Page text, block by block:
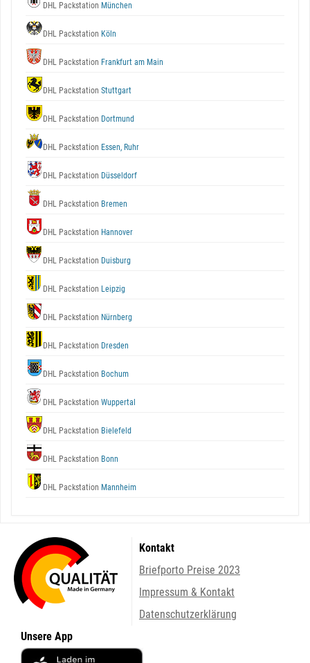
DHL Packstation München
DHL Packstation Köln
DHL Packstation Frankfurt am Main
DHL Packstation Stuttgart
DHL Packstation Dortmund
DHL Packstation Essen, Ruhr
DHL Packstation Düsseldorf
DHL Packstation Bremen
DHL Packstation Hannover
DHL Packstation Duisburg
DHL Packstation Leipzig
DHL Packstation Nürnberg
DHL Packstation Dresden
DHL Packstation Bochum
DHL Packstation Wuppertal
DHL Packstation Bielefeld
DHL Packstation Bonn
DHL Packstation Mannheim
Kontakt
Briefporto Preise 2023
Impressum & Kontakt
Datenschutzerklärung
Unsere App